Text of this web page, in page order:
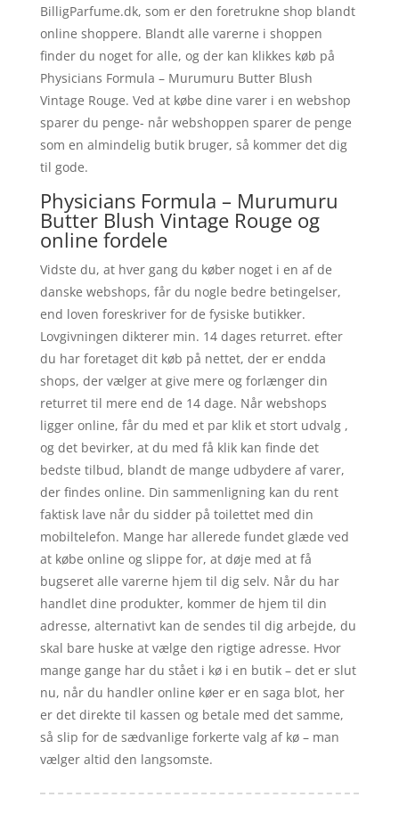
BilligParfume.dk, som er den foretrukne shop blandt
online shoppere. Blandt alle varerne i shoppen
finder du noget for alle, og der kan klikkes køb på
Physicians Formula – Murumuru Butter Blush
Vintage Rouge. Ved at købe dine varer i en webshop
sparer du penge- når webshoppen sparer de penge
som en almindelig butik bruger, så kommer det dig
til gode.
Physicians Formula – Murumuru
Butter Blush Vintage Rouge og
online fordele
Vidste du, at hver gang du køber noget i en af de
danske webshops, får du nogle bedre betingelser,
end loven foreskriver for de fysiske butikker.
Lovgivningen dikterer min. 14 dages returret. efter
du har foretaget dit køb på nettet, der er endda
shops, der vælger at give mere og forlænger din
returret til mere end de 14 dage. Når webshops
ligger online, får du med et par klik et stort udvalg ,
og det bevirker, at du med få klik kan finde det
bedste tilbud, blandt de mange udbydere af varer,
der findes online. Din sammenligning kan du rent
faktisk lave når du sidder på toilettet med din
mobiltelefon. Mange har allerede fundet glæde ved
at købe online og slippe for, at døje med at få
bugseret alle varerne hjem til dig selv. Når du har
handlet dine produkter, kommer de hjem til din
adresse, alternativt kan de sendes til dig arbejde, du
skal bare huske at vælge den rigtige adresse. Hvor
mange gange har du stået i kø i en butik – det er slut
nu, når du handler online køer er en saga blot, her
er det direkte til kassen og betale med det samme,
så slip for de sædvanlige forkerte valg af kø – man
vælger altid den langsomste.